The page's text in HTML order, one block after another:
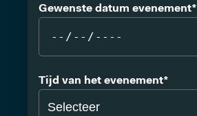
Gewenste datum evenement*
Tijd van het evenement*